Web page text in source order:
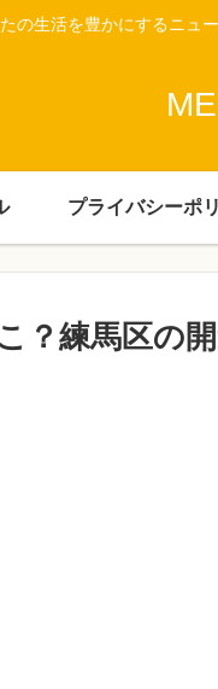
の生活を豊かにするニュ
プライバシーポ
？練馬区の